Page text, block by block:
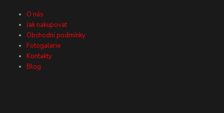
O nás
Jak nakupovat
Obchodní podmínky
Fotogalerie
Kontakty
Blog